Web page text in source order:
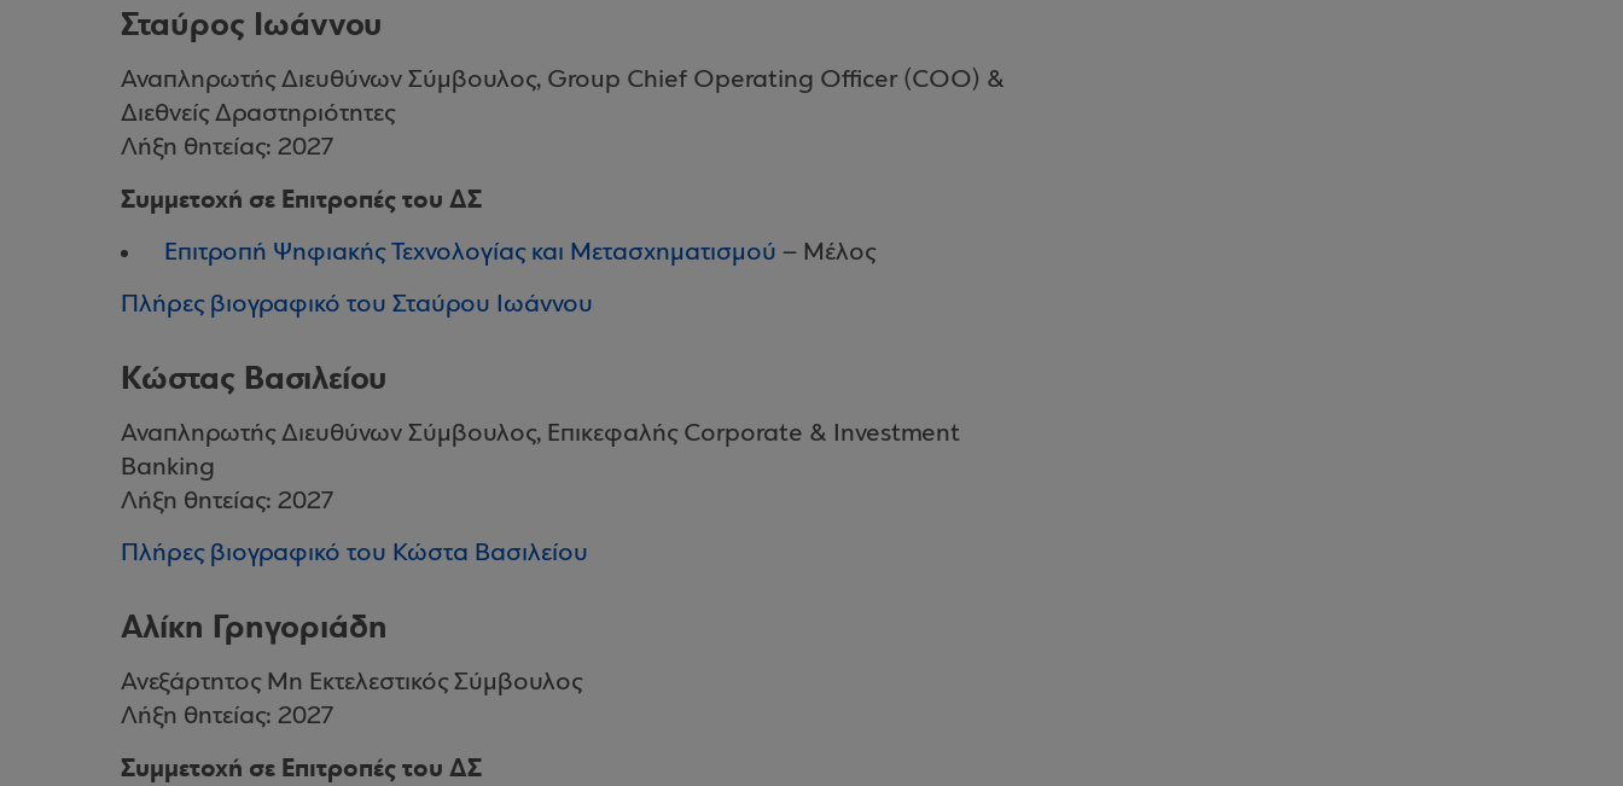
Σταύρος Ιωάννου
Αναπληρωτής Διευθύνων Σύμβουλος, Group Chief Οperating Οfficer (COO) &
Διεθνείς Δραστηριότητες
Λήξη θητείας: 2027
Συμμετοχή σε Επιτροπές του ΔΣ
Επιτροπή Ψηφιακής Τεχνολογίας και Μετασχηματισμού – Μέλος
Πλήρες βιογραφικό του Σταύρου Ιωάννου
Κώστας Βασιλείου
Αναπληρωτής Διευθύνων Σύμβουλος, Επικεφαλής Corporate & Investment
Banking
Λήξη θητείας: 2027
Πλήρες βιογραφικό του Κώστα Βασιλείου
Αλίκη Γρηγοριάδη
Ανεξάρτητος Μη Εκτελεστικός Σύμβουλος
Λήξη θητείας: 2027
Συμμετοχή σε Επιτροπές του ΔΣ